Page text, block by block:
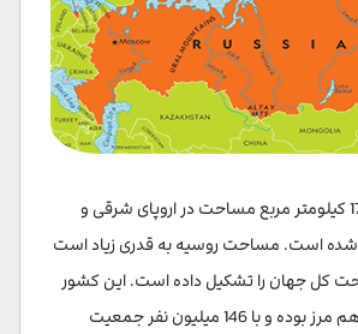
روسیه با 17,098,246 کیلومتر مربع مساحت در اروپای شرقی و
شده است. مساحت روسیه به قدری زیاد است
کل جهان را تشکیل داده است. این کشور
با 14 کشور مختلف هم مرز بوده و با 146 میلیون نفر جمعیت